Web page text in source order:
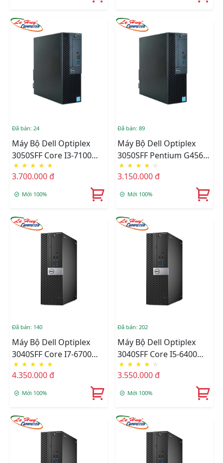
Đã bán: 24
Máy Bộ Dell Optiplex
3050SFF Core I3-7100
(3M/3.7Ghz), Ram 4GB,
SSD M2 128GB,
DVD,Free OS
★ ★ ★ ★ ★
3.700.000 đ
Mới 100%
Đã bán: 89
Máy Bộ Dell Optiplex
3050SFF Pentium G4560
(3M/3.5Ghz), Ram 4GB,
SSD M2 128GB,
DVD,Free OS
★ ★ ★ ★ ☆
3.150.000 đ
Mới 100%
Đã bán: 140
Máy Bộ Dell Optiplex
3040SFF Core I7-6700
(8M/3,4Ghz), Ram 4GB,
HDD 500GB, DVD,Free
OS
★ ★ ★ ★ ★
4.350.000 đ
Mới 100%
Đã bán: 202
Máy Bộ Dell Optiplex
3040SFF Core I5-6400
(6M/2.7Ghz), Ram 4GB,
HDD 500GB, DVD,Free
OS
★ ★ ★ ★ ☆
3.550.000 đ
Mới 100%